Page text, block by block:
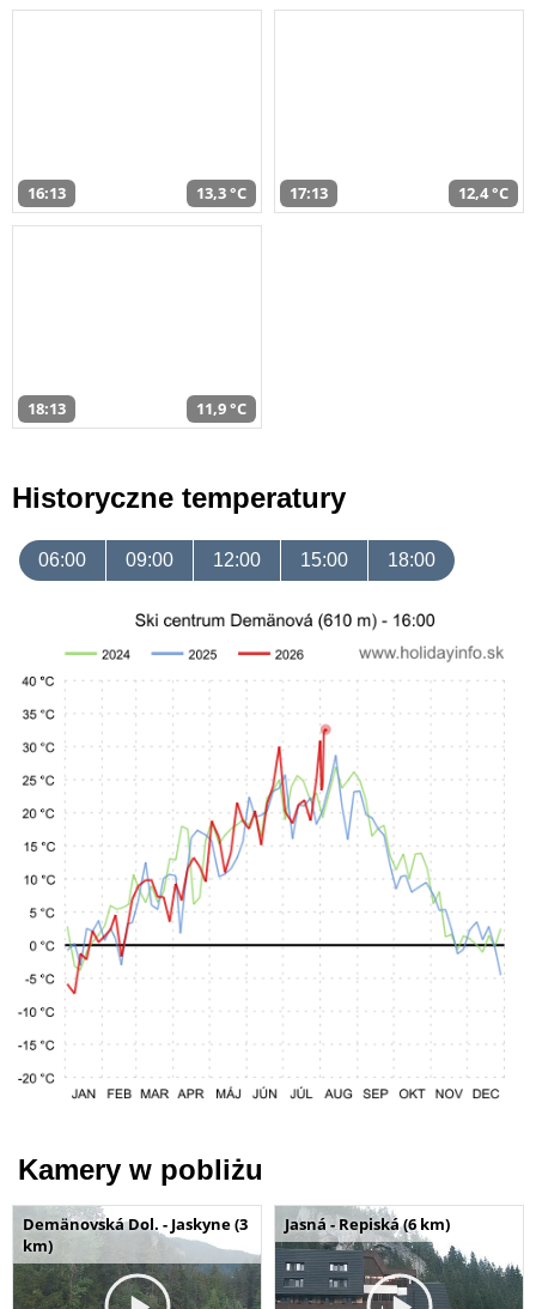
16:13 13,3 °C 17:13 12,4 °C
18:13 11,9 °C
Historyczne temperatury
06:00 09:00 12:00 15:00 18:00
Kamery w pobliżu
Demänovská Dol. - Jaskyne (3
km)
Jasná - Repiská (6 km)